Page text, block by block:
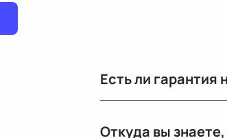
Есть ли гарантия
скрытый дефект —
Откуда вы